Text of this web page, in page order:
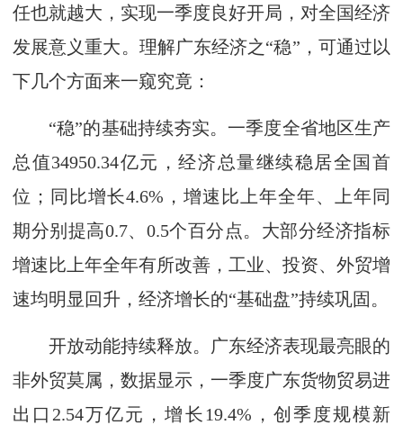
任也就越大，实现一季度良好开局，对全国经济
发展意义重大。理解广东经济之“稳”，可通过以
下几个方面来一窥究竟：
“稳”的基础持续夯实。一季度全省地区生产
总值34950.34亿元，经济总量继续稳居全国首
位；同比增长4.6%，增速比上年全年、上年同
期分别提高0.7、0.5个百分点。大部分经济指标
增速比上年全年有所改善，工业、投资、外贸增
速均明显回升，经济增长的“基础盘”持续巩固。
开放动能持续释放。广东经济表现最亮眼的
非外贸莫属，数据显示，一季度广东货物贸易进
出口2.54万亿元，增长19.4%，创季度规模新